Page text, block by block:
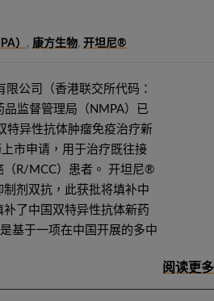
） , 康方生物, 开坦尼®
公司（香港联交所代码：
品监督管理局（NMPA）已
特异性抗体肿瘤免疫治疗新
市申请，用于治疗既往接
（R/MCC）患者。 开坦尼®
剂双抗，此获批将填补中
了中国双特异性抗体新药
基于一项在中国开展的多中